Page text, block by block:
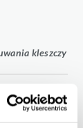
kleszczy